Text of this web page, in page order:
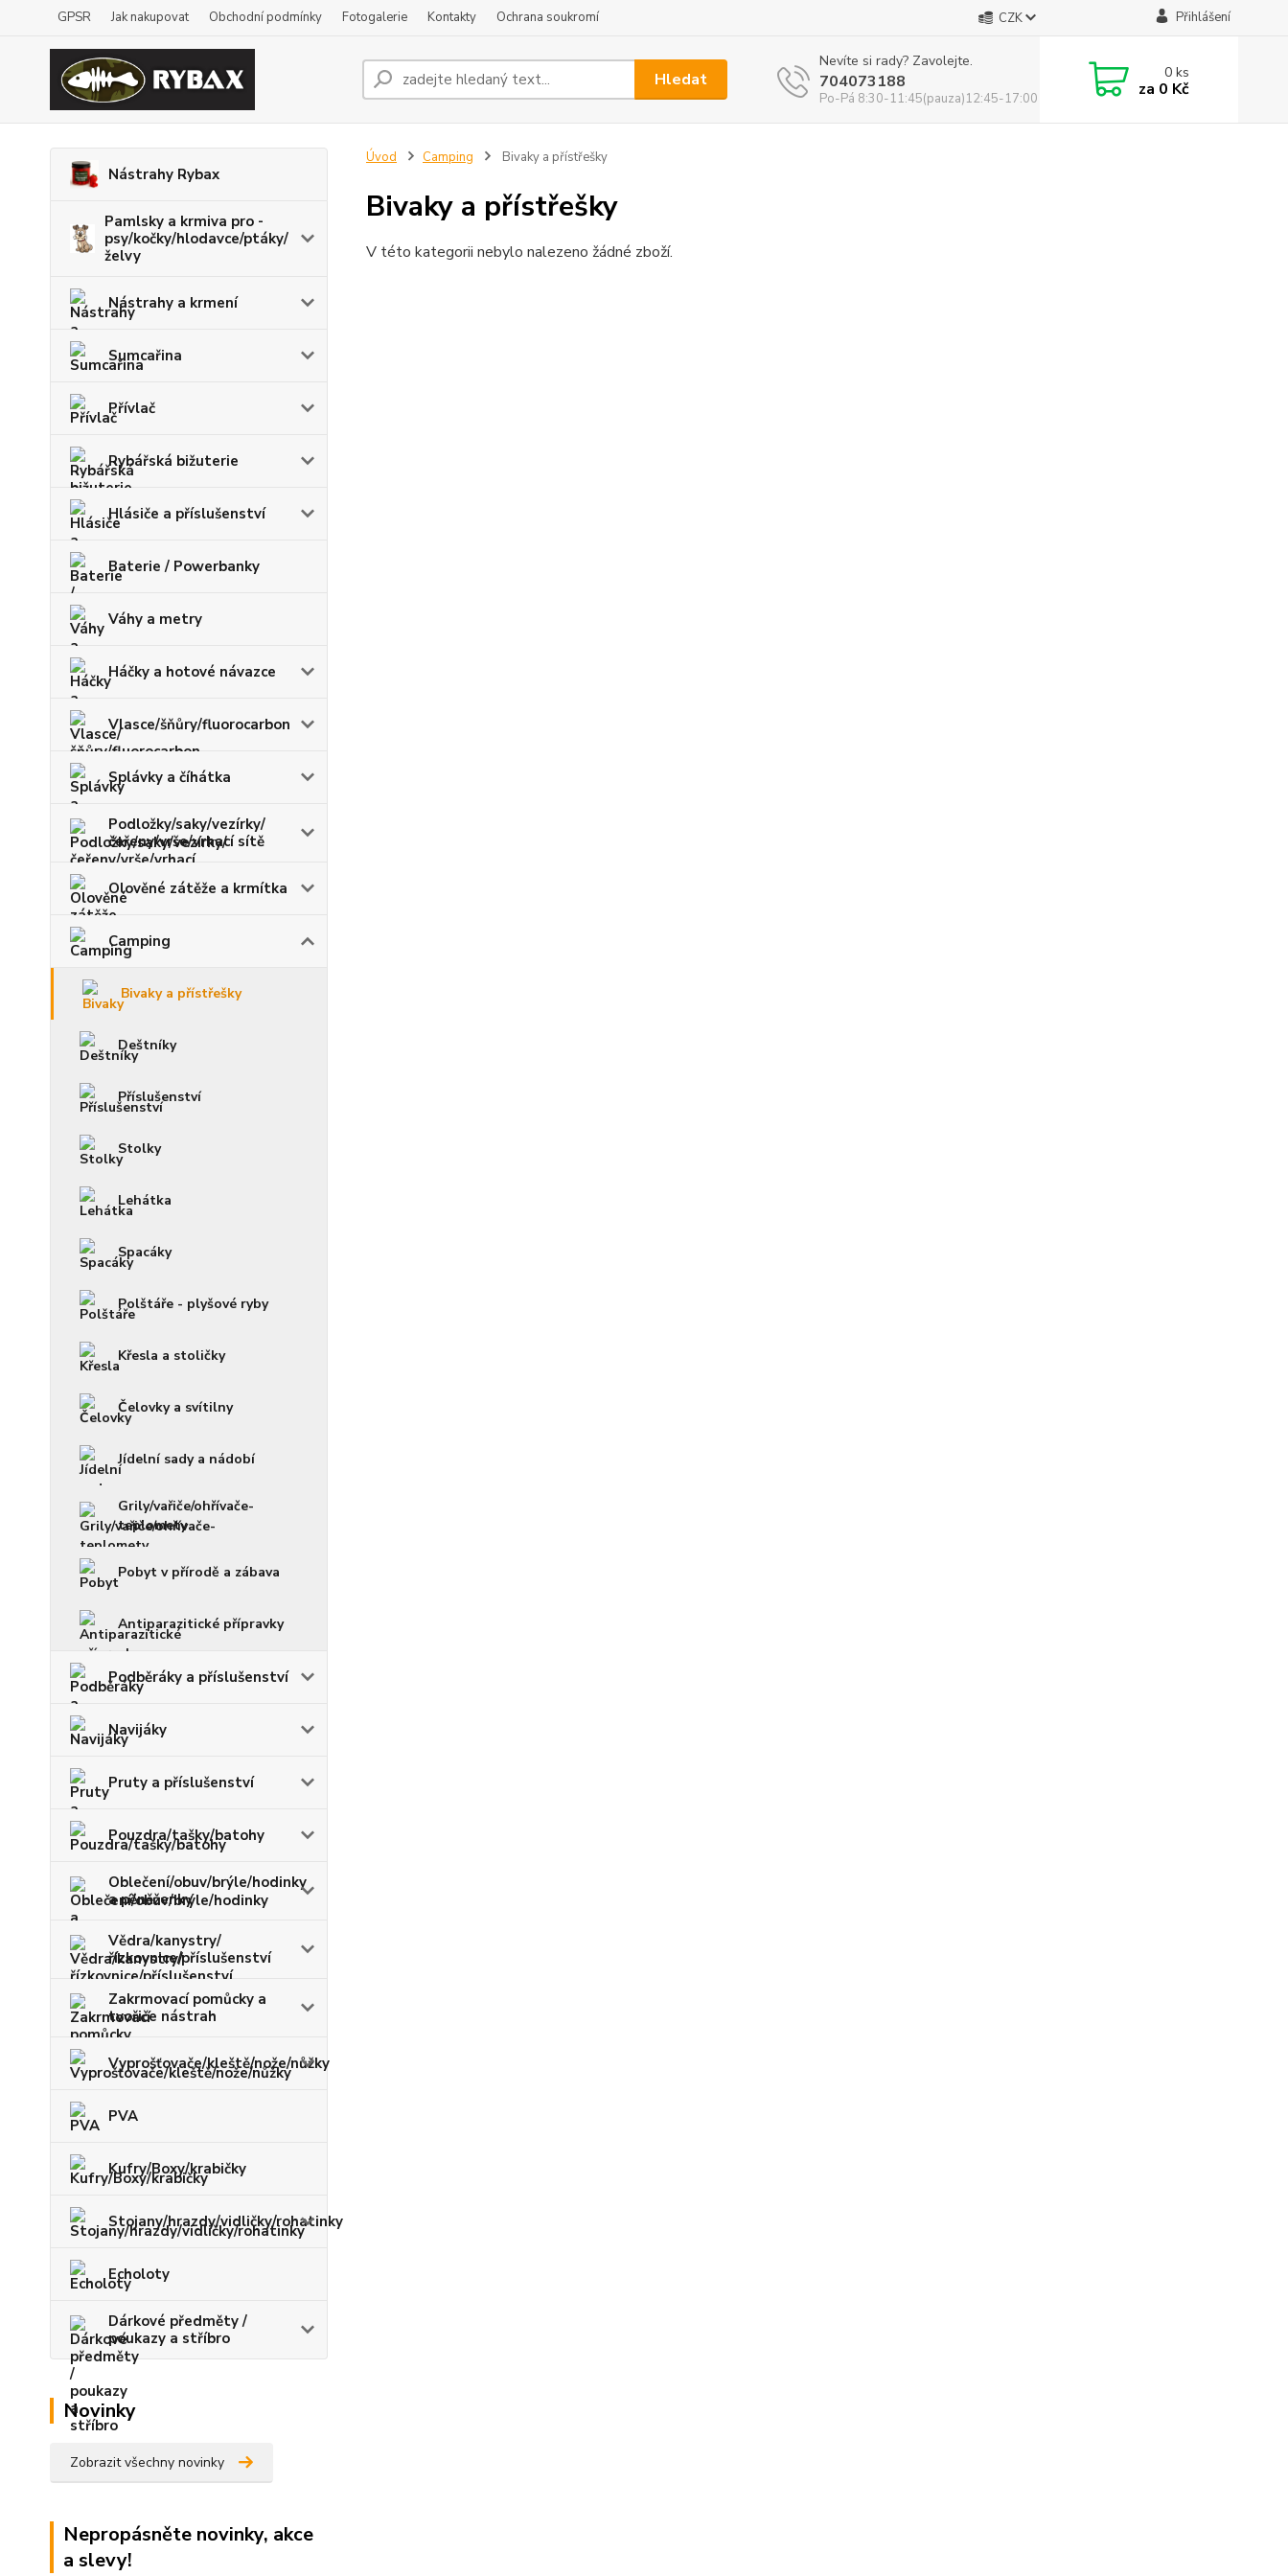
GPSR Jak nakupovat Obchodní podmínky Fotogalerie Kontakty Ochrana soukromí CZK Přihlášení
Hledat
Nevíte si rady? Zavolejte.
704073188
Po-Pá 8:30-11:45(pauza)12:45-17:00
0ks
za 0 Kč
Nástrahy Rybax
Pamlsky a krmiva pro -
psy/kočky/hlodavce/ptáky/
želvy
Nástrahy a krmení
Sumcařina
Přívlač
Rybářská bižuterie
Hlásiče a příslušenství
Baterie / Powerbanky
Váhy a metry
Háčky a hotové návazce
Vlasce/šňůry/fluorocarbon
Splávky a číhátka
Podložky/saky/vezírky/
čeřeny/vrše/vrhací sítě
Olověné zátěže a krmítka
Camping
Bivaky a přístřešky
Deštníky
Příslušenství
Stolky
Lehátka
Spacáky
Polštáře - plyšové ryby
Křesla a stoličky
Čelovky a svítilny
Jídelní sady a nádobí
Grily/vařiče/ohřívače-
teplomety
Pobyt v přírodě a zábava
Antiparazitické přípravky
Podběráky a příslušenství
Navijáky
Pruty a příslušenství
Pouzdra/tašky/batohy
Oblečení/obuv/brýle/hodinky
a pěněženky
Vědra/kanystry/
řízkovnice/příslušenství
Zakrmovací pomůcky a
tvořiče nástrah
Vyprošťovače/kleště/nože/nůžky
PVA
Kufry/Boxy/krabičky
Stojany/hrazdy/vidličky/rohatinky
Echoloty
Dárkové předměty /
poukazy a stříbro
Novinky
Zobrazit všechny novinky
Nepropásněte novinky, akce
a slevy!
Úvod Camping Bivaky a přístřešky
Bivaky a přístřešky
V této kategorii nebylo nalezeno žádné zboží.